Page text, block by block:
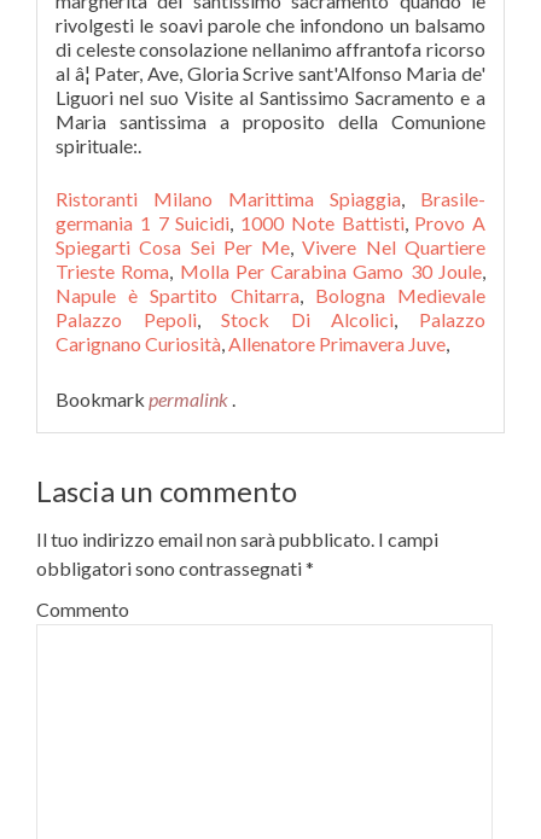
rivolgesti le soavi parole che infondono un balsamo
di celeste consolazione nellanimo affrantofa ricorso
al â¦ Pater, Ave, Gloria Scrive sant'Alfonso Maria de'
Liguori nel suo Visite al Santissimo Sacramento e a
Maria santissima a proposito della Comunione
spirituale:.
Ristoranti Milano Marittima Spiaggia, Brasile-
germania 1 7 Suicidi, 1000 Note Battisti, Provo A
Spiegarti Cosa Sei Per Me,Vivere Nel Quartiere
Trieste Roma, Molla Per Carabina Gamo 30 Joule,
Napule è Spartito Chitarra, Bologna Medievale
Palazzo Pepoli,Stock Di Alcolici, Palazzo
Carignano Curiosità,Allenatore Primavera Juve,
Bookmark permalink .
Lascia un commento
Il tuo indirizzo email non sarà pubblicato. I campi
obbligatori sono contrassegnati*
Commento